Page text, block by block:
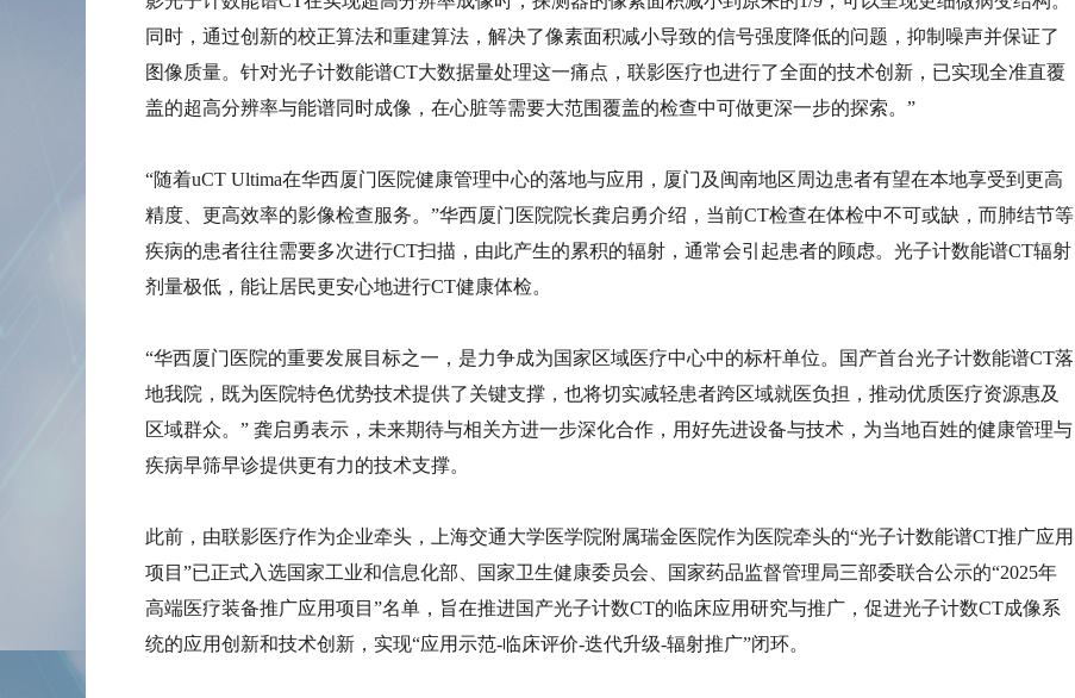
同时，通过创新的校正算法和重建算法，解决了像素面积减小导致的信号强度降低的问题，抑制噪声并保证了
图像质量。针对光子计数能谱CT大数据量处理这一痛点，联影医疗也进行了全面的技术创新，已实现全准直覆
盖的超高分辨率与能谱同时成像，在心脏等需要大范围覆盖的检查中可做更深一步的探索。”
“随着uCT Ultima在华西厦门医院健康管理中心的落地与应用，厦门及闽南地区周边患者有望在本地享受到更高
精度、更高效率的影像检查服务。”华西厦门医院院长龚启勇介绍，当前CT检查在体检中不可或缺，而肺结节等
疾病的患者往往需要多次进行CT扫描，由此产生的累积的辐射，通常会引起患者的顾虑。光子计数能谱CT辐射
剂量极低，能让居民更安心地进行CT健康体检。
“华西厦门医院的重要发展目标之一，是力争成为国家区域医疗中心中的标杆单位。国产首台光子计数能谱CT落
地我院，既为医院特色优势技术提供了关键支撑，也将切实减轻患者跨区域就医负担，推动优质医疗资源惠及
区域群众。” 龚启勇表示，未来期待与相关方进一步深化合作，用好先进设备与技术，为当地百姓的健康管理与
疾病早筛早诊提供更有力的技术支撑。
此前，由联影医疗作为企业牵头，上海交通大学医学院附属瑞金医院作为医院牵头的“光子计数能谱CT推广应用
项目”已正式入选国家工业和信息化部、国家卫生健康委员会、国家药品监督管理局三部委联合公示的“2025年
高端医疗装备推广应用项目”名单，旨在推进国产光子计数CT的临床应用研究与推广，促进光子计数CT成像系
统的应用创新和技术创新，实现“应用示范-临床评价-迭代升级-辐射推广”闭环。